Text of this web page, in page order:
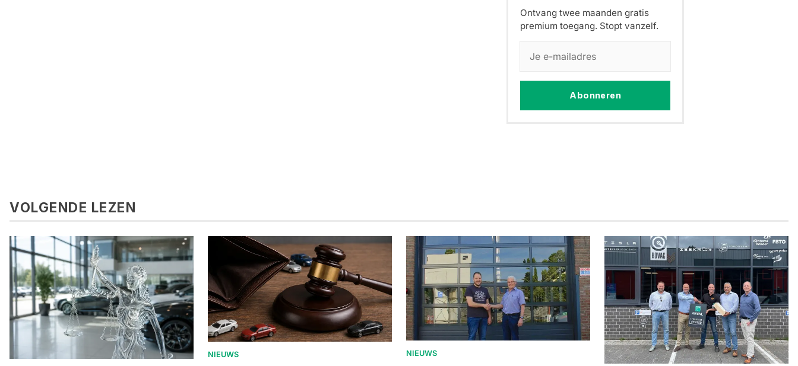
Ontvang twee maanden gratis
premium toegang. Stopt vanzelf.
Abonneren
VOLGENDE LEZEN
NIEUWS NIEUWS